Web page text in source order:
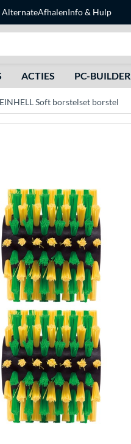
AlternateAfhalenInfo & Hulp
ACTIES PC-BUILDER
EINHELL Soft borstelset borstel